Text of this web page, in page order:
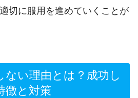
切に服用を進めていくことが
ない理由とは？成功し
徴と対策